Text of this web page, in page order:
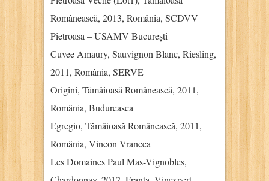
Românească, 2013, România, SCDVV
Pietroasa – USAMV București
Cuvee Amaury, Sauvignon Blanc, Riesling,
2011, România, SERVE
Origini, Tămâioasă Românească, 2011,
România, Budureasca
Egregio, Tămâioasă Românească, 2011,
România, Vincon Vrancea
Les Domaines Paul Mas-Vignobles,